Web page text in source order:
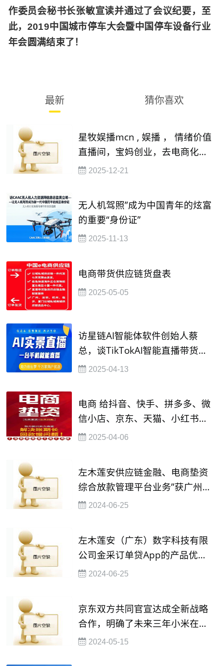
作委员会秘书长张敏宣读并通过了会议纪要，至
此，2019中国城市停车大会暨中国停车设备行业
年会圆满结束了！
最新 猜你喜欢
星牧娱播mcn , 娱播 ， 情绪价值
直播间，宝妈创业，去电商化直
播，13338450520
2025-12-21
无人机驾照”成为中国青年的炫富
的重要“身份证”
2025-11-13
电商带货供应链货盘表
2025-05-05
访星链AI智能体软件创始人蔡
总，谈TikTokAI智能直播带货的
逻辑2025-04-13
电商 给抖音、快手、拼多多、微
信小店、京东、天猫、小红书、
TikTOK等万户大商店主金融垫资
2025-04-06
左木莲安供应链金融、电商垫资
综合放款管理平台业务”获广州政
府数字金融十佳优秀案例荣誉
2024-06-25
左木莲安（广东）数字科技有限
公司金采订单贷App的产品优势
和准入标准
2024-06-25
京东双方共同官宣达成全新战略
合作，明确了未来三年小米在京
东全渠道销售额2000亿的目标
2024-05-15